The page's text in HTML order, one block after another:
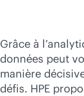
Grâce à
données peut
manière
défis. HPE